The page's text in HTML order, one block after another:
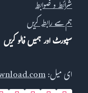
شرائط و ضوابط
ہم سے رابطہ کریں
سپورٹ اور ہمیں فالو کریں
ای میل: